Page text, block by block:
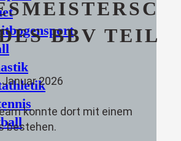
BBV TEIL
Januar 2026
konnte dort mit einem
bestehen.